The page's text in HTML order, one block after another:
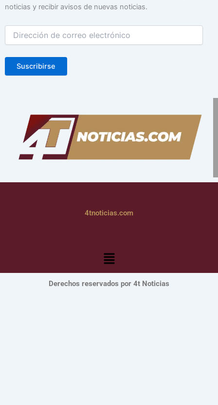
noticias y recibir avisos de nuevas noticias.
electrónico
Suscribirse
4tnoticias.com
Menú
Derechos reservados por 4t Noticias